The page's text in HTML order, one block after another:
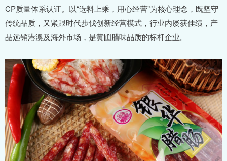
CP质量体系认证。以“选料上乘，用心经营”为核心理念，既坚守
传统品质，又紧跟时代步伐创新经营模式，行业内屡获佳绩，产
品远销港澳及海外市场，是黄圃腊味品质的标杆企业。